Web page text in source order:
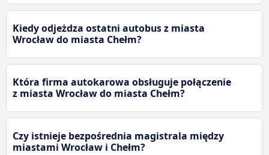
Kiedy odjeżdza ostatni autobus z miasta
Wrocław do miasta Chełm?
Która firma autokarowa obsługuje połączenie
z miasta Wrocław do miasta Chełm?
Czy istnieje bezpośrednia magistrala między
miastami Wrocław i Chełm?